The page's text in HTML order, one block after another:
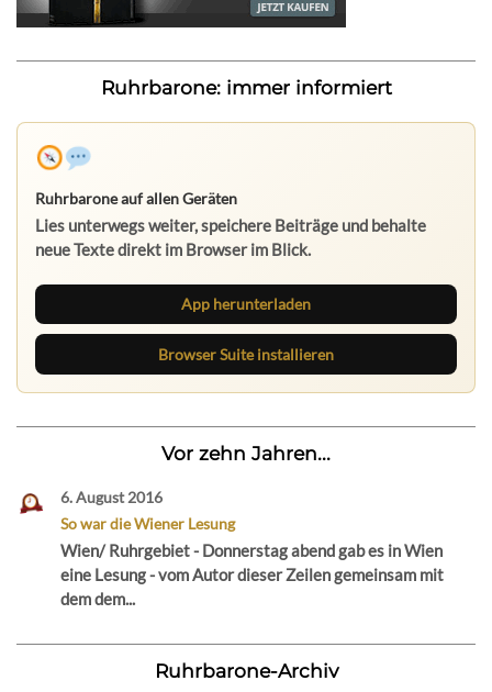
Ruhrbarone: immer informiert
Ruhrbarone auf allen Geräten
Lies unterwegs weiter, speichere Beiträge und behalte
neue Texte direkt im Browser im Blick.
App herunterladen
Browser Suite installieren
Vor zehn Jahren...
6. August 2016
So war die Wiener Lesung
Wien/ Ruhrgebiet - Donnerstag abend gab es in Wien
eine Lesung - vom Autor dieser Zeilen gemeinsam mit
dem dem...
Ruhrbarone-Archiv